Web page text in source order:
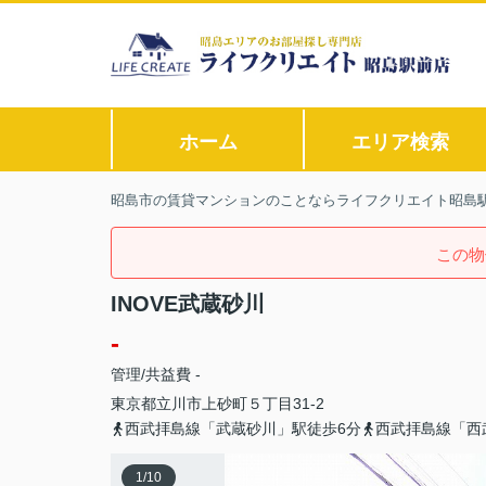
ホーム エリア検索
昭島市の賃貸マンションのことならライフクリエイト昭島
この
INOVE武蔵砂川
-
管理/共益費 -
東京都立川市 上砂町５丁目31-2
西武拝島線「武蔵砂川」駅徒歩6分
西武拝島線「
1/10